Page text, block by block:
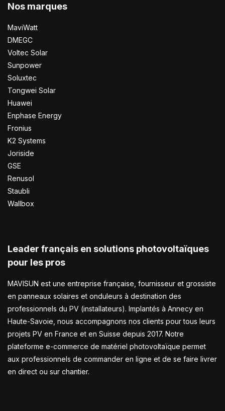
Nos marques
MaviWatt
DMEGC
Voltec Solar
Sunpower
Soluxtec
Tongwei Solar
Huawei
Enphase Energy
Fronius
K2 Systems
Joriside
GSE
Renusol
Staubli
Wallbox
Leader français en solutions photovoltaïques
pour les pros
MAVISUN est une entreprise française, fournisseur et grossiste
en panneaux solaires et onduleurs à destination des
professionnels du PV (installateurs). Implantés à Annecy en
Haute-Savoie, nous accompagnons nos clients pour tous leurs
projets PV en France et en Suisse depuis 2017. Notre
plateforme e-commerce de matériel photovoltaïque permet
aux professionnels de commander en ligne et de se faire livrer
en direct ou sur chantier.